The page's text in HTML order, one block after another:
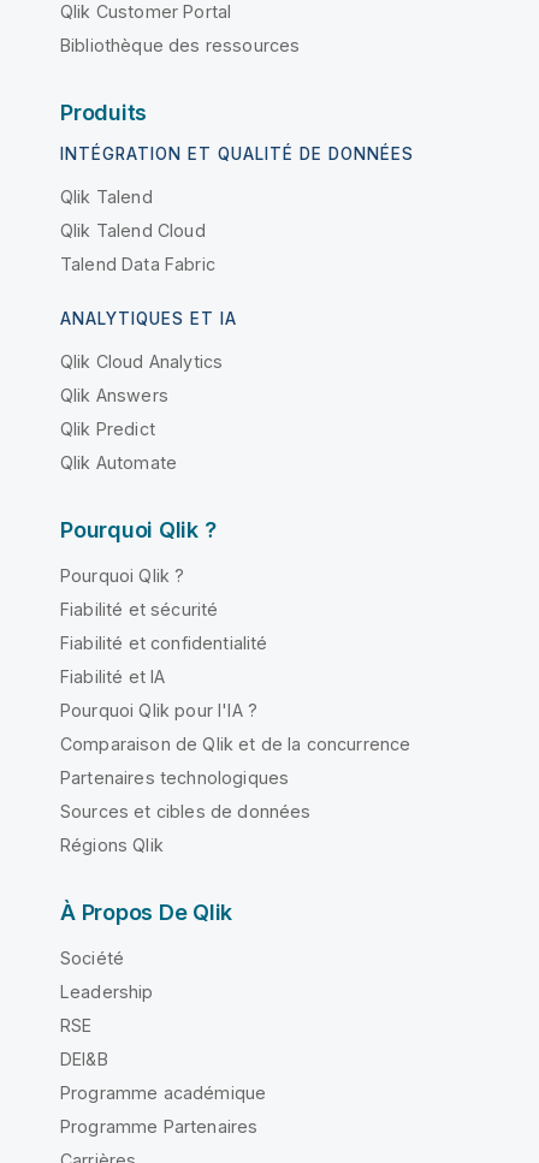
Qlik Customer Portal
Bibliothèque des ressources
Produits
INTÉGRATION ET QUALITÉ DE DONNÉES
Qlik Talend
Qlik Talend Cloud
Talend Data Fabric
ANALYTIQUES ET IA
Qlik Cloud Analytics
Qlik Answers
Qlik Predict
Qlik Automate
Pourquoi Qlik ?
Pourquoi Qlik ?
Fiabilité et sécurité
Fiabilité et confidentialité
Fiabilité et IA
Pourquoi Qlik pour l'IA ?
Comparaison de Qlik et de la concurrence
Partenaires technologiques
Sources et cibles de données
Régions Qlik
À Propos De Qlik
Société
Leadership
RSE
DEI&B
Programme académique
Programme Partenaires